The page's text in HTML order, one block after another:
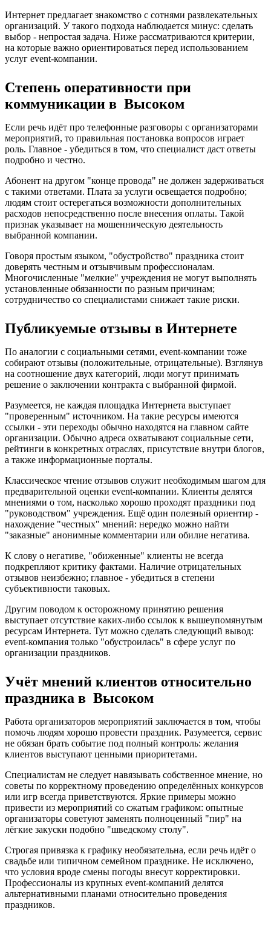
Интернет предлагает знакомство с сотнями развлекательных
организаций. У такого подхода наблюдается минус: сделать
выбор - непростая задача. Ниже рассматриваются критерии,
на которые важно ориентироваться перед использованием
услуг event-компании.
Степень оперативности при
коммуникации в Высоком
Если речь идёт про телефонные разговоры с организаторами
мероприятий, то правильная постановка вопросов играет
роль. Главное - убедиться в том, что специалист даст ответы
подробно и честно.
Абонент на другом "конце провода" не должен задерживаться
с такими ответами. Плата за услуги освещается подробно;
людям стоит остерегаться возможности дополнительных
расходов непосредственно после внесения оплаты. Такой
признак указывает на мошенническую деятельность
выбранной компании.
Говоря простым языком, "обустройство" праздника стоит
доверять честным и отзывчивым профессионалам.
Многочисленные "мелкие" учреждения не могут выполнять
установленные обязанности по разным причинам;
сотрудничество со специалистами снижает такие риски.
Публикуемые отзывы в Интернете
По аналогии с социальными сетями, event-компании тоже
собирают отзывы (положительные, отрицательные). Взглянув
на соотношение двух категорий, люди могут принимать
решение о заключении контракта с выбранной фирмой.
Разумеется, не каждая площадка Интернета выступает
"проверенным" источником. На такие ресурсы имеются
ссылки - эти переходы обычно находятся на главном сайте
организации. Обычно адреса охватывают социальные сети,
рейтинги в конкретных отраслях, присутствие внутри блогов,
а также информационные порталы.
Классическое чтение отзывов служит необходимым шагом для
предварительной оценки event-компании. Клиенты делятся
мнениями о том, насколько хорошо проходят праздники под
"руководством" учреждения. Ещё один полезный ориентир -
нахождение "честных" мнений: нередко можно найти
"заказные" анонимные комментарии или обилие негатива.
К слову о негативе, "обиженные" клиенты не всегда
подкрепляют критику фактами. Наличие отрицательных
отзывов неизбежно; главное - убедиться в степени
субъективности таковых.
Другим поводом к осторожному принятию решения
выступает отсутствие каких-либо ссылок к вышеупомянутым
ресурсам Интернета. Тут можно сделать следующий вывод:
event-компания только "обустроилась" в сфере услуг по
организации праздников.
Учёт мнений клиентов относительно
праздника в Высоком
Работа организаторов мероприятий заключается в том, чтобы
помочь людям хорошо провести праздник. Разумеется, сервис
не обязан брать событие под полный контроль: желания
клиентов выступают ценными приоритетами.
Специалистам не следует навязывать собственное мнение, но
советы по корректному проведению определённых конкурсов
или игр всегда приветствуются. Яркие примеры можно
привести из мероприятий со сжатым графиком: опытные
организаторы советуют заменять полноценный "пир" на
лёгкие закуски подобно "шведскому столу".
Строгая привязка к графику необязательна, если речь идёт о
свадьбе или типичном семейном празднике. Не исключено,
что условия вроде смены погоды внесут корректировки.
Профессионалы из крупных event-компаний делятся
альтернативными планами относительно проведения
праздников.